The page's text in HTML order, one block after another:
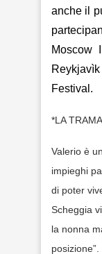
anche il
Moscow
Festival.
*LA
Valerio è
impieghi
di poter
Scheggia
la nonna